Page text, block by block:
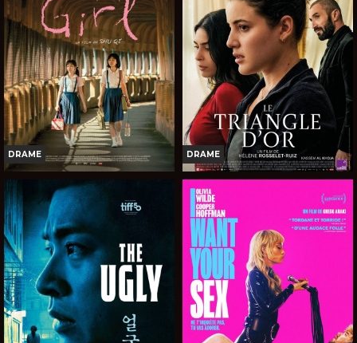
DRAME
GIRL
Horaires et Infos
Bande-annonce
Réservation
AVERT. TOUT PUBLIC
DRAME
Horaires et Infos
Bande-annonce
Réservation
TOUT PUBLIC
VOST